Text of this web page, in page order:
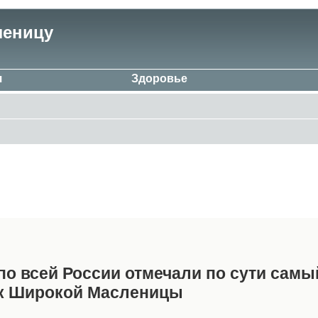
Здоровье
всей России отмечали по сути
Широкой Масленицы